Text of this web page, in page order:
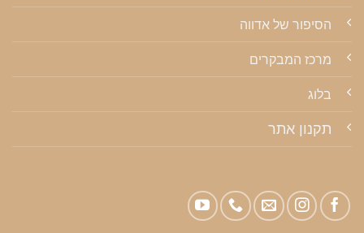
הסיפור של אדווה
מרכז המבקרים
בלוג
תקנון אתר